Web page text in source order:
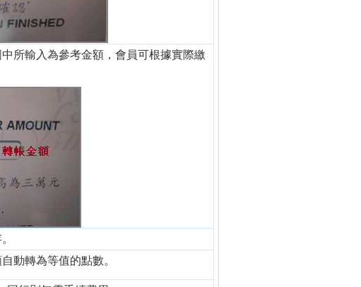
所輸入為參考金額，會員可根據實際繳
動轉為等值的點數。